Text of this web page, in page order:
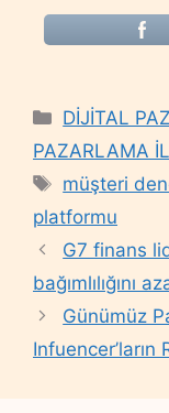
Categories
DİJİTAL
PAZARLAMA
Tags
müşteri
platformu
G7 finans
bağımlılığını
Günümüz
Infuencer’ların